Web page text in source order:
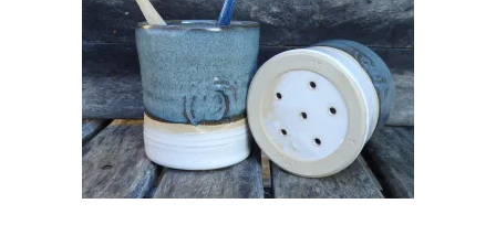
€18.00